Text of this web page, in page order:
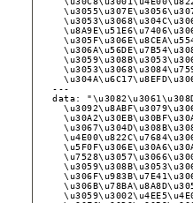
---
data: